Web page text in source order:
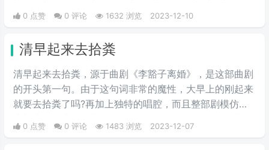
0 点赞 0 评论 1632 浏览 2023-12-10
清早起来去拾粪
清早起来去拾粪，源于曲剧《李豁子离婚》，是这部曲剧
的开头第一句。由于这句词非常的魔性，大早上的刚起来
就要去拾粪了吗?再加上独特的唱腔，而且整部剧模仿起
仿。
0 点赞 0 评论 1483 浏览 2023-12-07